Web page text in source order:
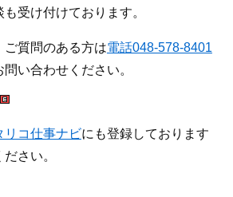
受け付けております。
ご質問のある方は電話048-578-8401
問い合わせください。
リコ仕事ナビにも登録しております
さい。